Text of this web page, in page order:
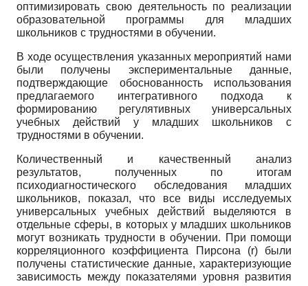
оптимизировать свою деятельность по реализации
образовательной программы для младших
школьников с трудностями в обучении.
В ходе осуществления указанных мероприятий нами
были получены экспериментальные данные,
подтверждающие обоснованность использования
предлагаемого интегративного подхода к
формированию регулятивных универсальных
учебных действий у младших школьников с
трудностями в обучении.
Количественный и качественный анализ
результатов, полученных по итогам
психодиагностического обследования младших
школьников, показал, что все виды исследуемых
универсальных учебных действий выделяются в
отдельные сферы, в которых у младших школьников
могут возникать трудности в обучении. При помощи
корреляционного коэффициента Пирсона (r) были
получены статистические данные, характеризующие
зависимость между показателями уровня развития